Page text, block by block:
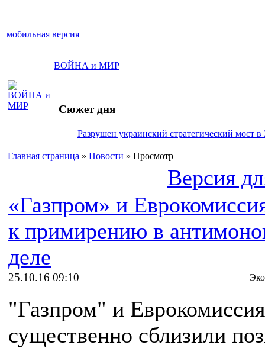
мобильная версия
ВОЙНА и МИР
Сюжет дня
Разрушен украинский стратегический мост в
Главная страница » Новости » Просмотр
Версия
«Газпром» и
к примирению в
деле
25.10.16 09:10
"Газпром" и
существенно сблизили